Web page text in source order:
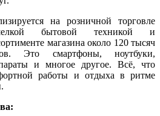
на розничной торговле
бытовой техникой и
магазина около 120 тысяч
Это смартфоны, ноутбуки,
и многое другое. Всё, что
работы и отдыха в ритме